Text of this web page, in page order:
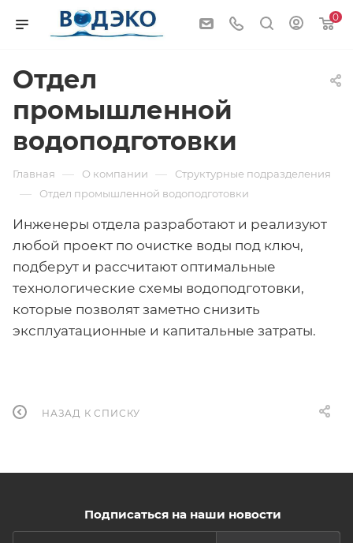
0
Отдел
промышленной
водоподготовки
Главная — О компании — Структурные подразделения
— Отдел промышленной водоподготовки
Инженеры отдела разработают и реализуют
любой проект по очистке воды под ключ,
подберут и рассчитают оптимальные
технологические схемы водоподготовки,
которые позволят заметно снизить
эксплуатационные и капитальные затраты.
НАЗАД К СПИСКУ
Подписаться на наши новости